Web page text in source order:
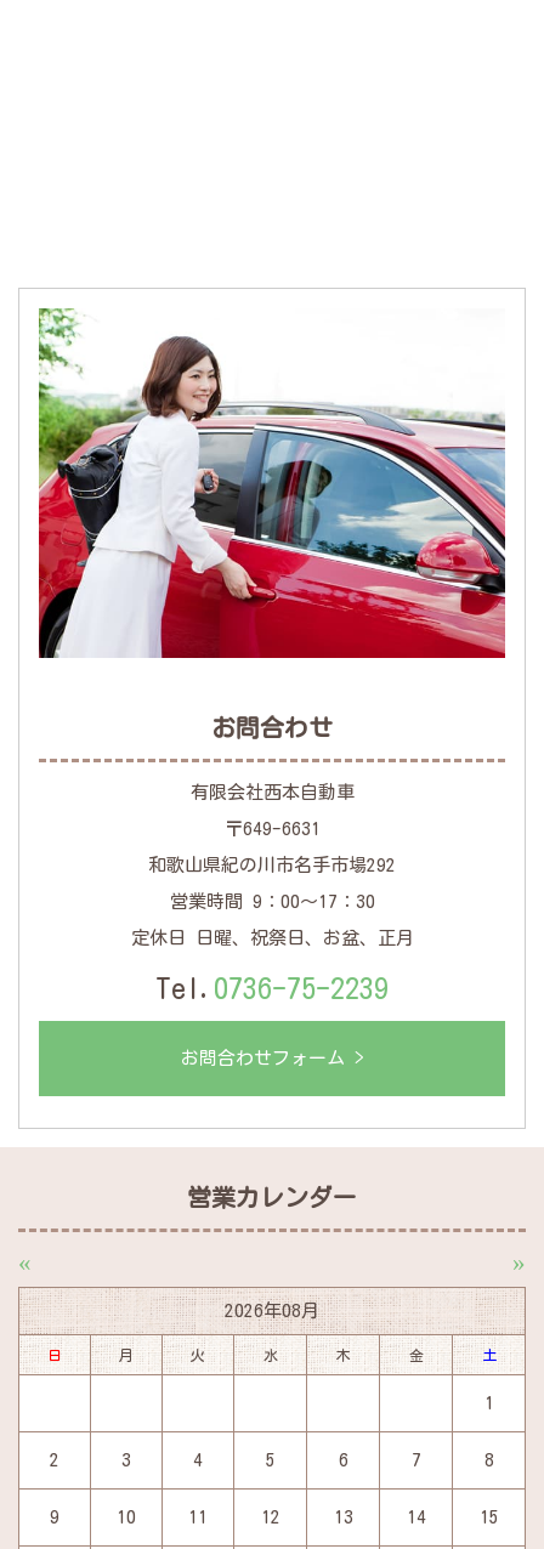
お問合わせ
有限会社西本自動車
〒649-6631
和歌山県紀の川市名手市場292
営業時間 9：00～17：30
定休日 日曜、祝祭日、お盆、正月
Tel. 0736-75-2239
お問合わせフォーム >
営業カレンダー
« »
2026年08月
日 月 火 水 木 金 土
1
2 3 4 5 6 7 8
9 10 11 12 13 14 15